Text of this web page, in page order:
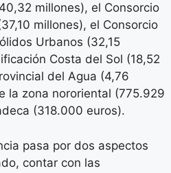
millones), el Consorcio
millones), el Consorcio
Urbanos (32,15
Costa del Sol (18,52
del Agua (4,76
la zona nororiental (775.929
(318.000 euros).
pasa por dos aspectos
contar con las